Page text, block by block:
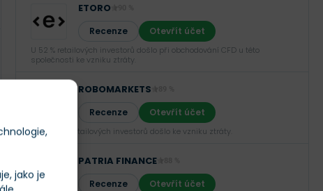
jako je
ETORO
Recenze Otevřít účet
U 52 % retailových investorů došlo při obchodování CFD u této
společnosti ke vzniku ztráty.
ROBOMARKETS
Recenze Otevřít účet
U 66,02 % retailových investorů došlo ke vzniku ztráty.
PATRIA FINANCE
Recenze Otevřít účet